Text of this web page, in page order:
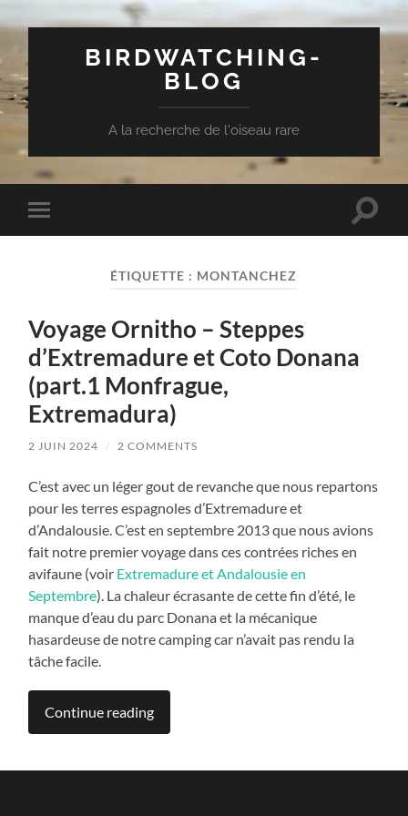
BIRDWATCHING-
BLOG
A la recherche de l'oiseau rare
Toggle
mobile
Toggle
ÉTIQUETTE : MONTANCHEZ
Voyage Ornitho – Steppes
d’Extremadure et Coto Donana
(part.1 Monfrague,
Extremadura)
2 JUIN 2024 / 2 COMMENTS
C’est avec un léger gout de revanche que nous repartons
pour les terres espagnoles d’Extremadure et
d’Andalousie. C’est en septembre 2013 que nous avions
fait notre premier voyage dans ces contrées riches en
avifaune (voir Extremadure et Andalousie en
Septembre). La chaleur écrasante de cette fin d’été, le
manque d’eau du parc Donana et la mécanique
hasardeuse de notre camping car n’avait pas rendu la
tâche facile.
Continue reading